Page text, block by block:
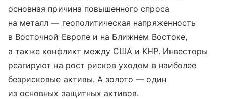
основная причина повышенного спроса
на металл — геополитическая напряженность
в Восточной Европе и на Ближнем Востоке,
а также конфликт между США и КНР. Инвесторы
реагируют на рост рисков уходом в наиболее
безрисковые активы. А золото — один
из основных защитных активов.